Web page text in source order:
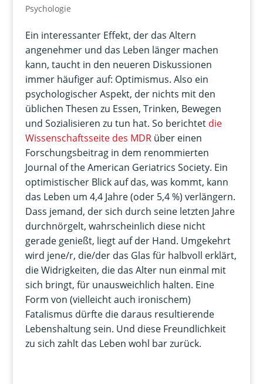
Psychologie
Ein interessanter Effekt, der das Altern
angenehmer und das Leben länger machen
kann, taucht in den neueren Diskussionen
immer häufiger auf: Optimismus. Also ein
psychologischer Aspekt, der nichts mit den
üblichen Thesen zu Essen, Trinken, Bewegen
und Sozialisieren zu tun hat. So berichtet die
Wissenschaftsseite des MDRüber einen
Forschungsbeitrag in dem renommierten
Journal of the American Geriatrics Society. Ein
optimistischer Blick auf das, was kommt, kann
das Leben um 4,4 Jahre (oder 5,4 %) verlängern.
Dass jemand, der sich durch seine letzten Jahre
durchnörgelt, wahrscheinlich diese nicht
gerade genießt, liegt auf der Hand. Umgekehrt
wird jene/r, die/der das Glas für halbvoll erklärt,
die Widrigkeiten, die das Alter nun einmal mit
sich bringt, für unausweichlich halten. Eine
Form von (vielleicht auch ironischem)
Fatalismus dürfte die daraus resultierende
Lebenshaltung sein. Und diese Freundlichkeit
zu sich zahlt das Leben wohl bar zurück.